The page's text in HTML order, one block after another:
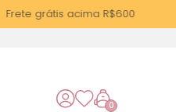
Frete grátis acima R$600
0